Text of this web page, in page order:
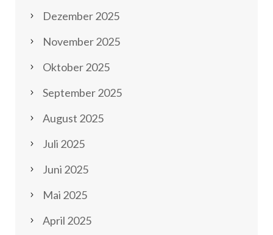
Dezember 2025
November 2025
Oktober 2025
September 2025
August 2025
Juli 2025
Juni 2025
Mai 2025
April 2025